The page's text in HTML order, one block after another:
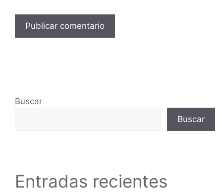
Buscar
Buscar
Entradas recientes